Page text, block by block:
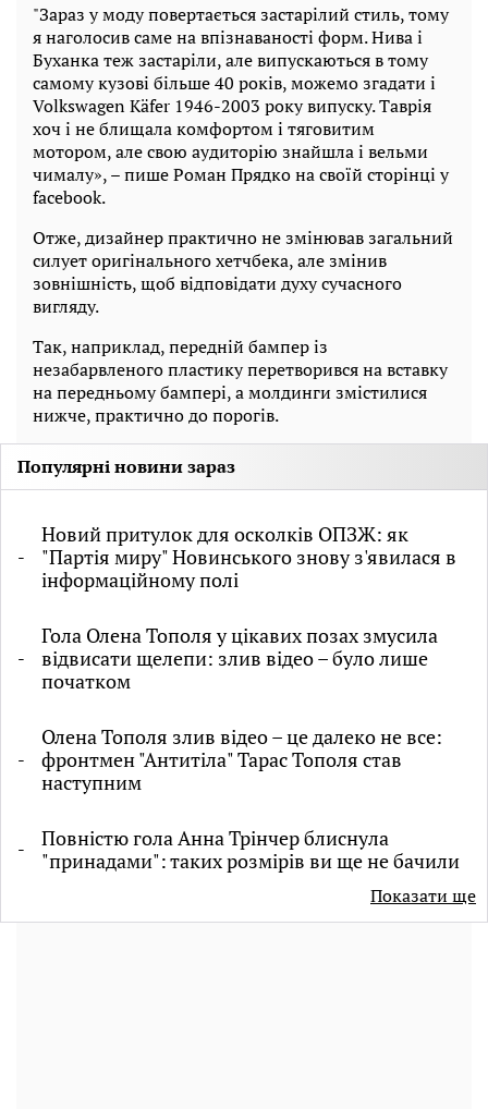
"Зараз у моду повертається застарілий стиль, тому
я наголосив саме на впізнаваності форм. Нива і
Буханка теж застаріли, але випускаються в тому
самому кузові більше 40 років, можемо згадати і
Volkswagen Käfer 1946-2003 року випуску. Таврія
хоч і не блищала комфортом і тяговитим
мотором, але свою аудиторію знайшла і вельми
чималу», – пише Роман Прядко на своїй сторінці у
facebook.
Отже, дизайнер практично не змінював загальний
силует оригінального хетчбека, але змінив
зовнішність, щоб відповідати духу сучасного
вигляду.
Так, наприклад, передній бампер із
незабарвленого пластику перетворився на вставку
на передньому бампері, а молдинги змістилися
нижче, практично до порогів.
Популярні новини зараз
Новий притулок для осколків ОПЗЖ: як
"Партія миру" Новинського знову з'явилася в
інформаційному полі
Гола Олена Тополя у цікавих позах змусила
відвисати щелепи: злив відео – було лише
початком
Олена Тополя злив відео – це далеко не все:
фронтмен "Антитіла" Тарас Тополя став
наступним
Повністю гола Анна Трінчер блиснула
"принадами": таких розмірів ви ще не бачили
Показати ще